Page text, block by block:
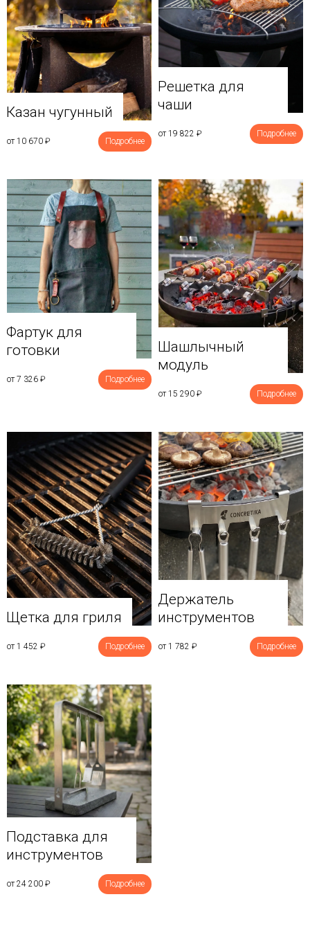
Казан чугунный
от 10 670 ₽ Подробнее
Решетка для
чаши
от 19 822 ₽ Подробнее
Фартук для
готовки
от 7 326 ₽ Подробнее
Шашлычный
модуль
от 15 290 ₽ Подробнее
Щетка для гриля
от 1 452 ₽ Подробнее
Держатель
инструментов
от 1 782 ₽ Подробнее
Подставка для
инструментов
от 24 200 ₽ Подробнее